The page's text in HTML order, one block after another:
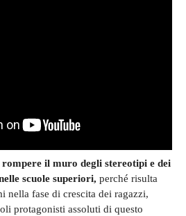
il muro degli stereotipi e dei
scuole superiori, perché risulta
nella fase di crescita dei ragazzi,
protagonisti assoluti di questo